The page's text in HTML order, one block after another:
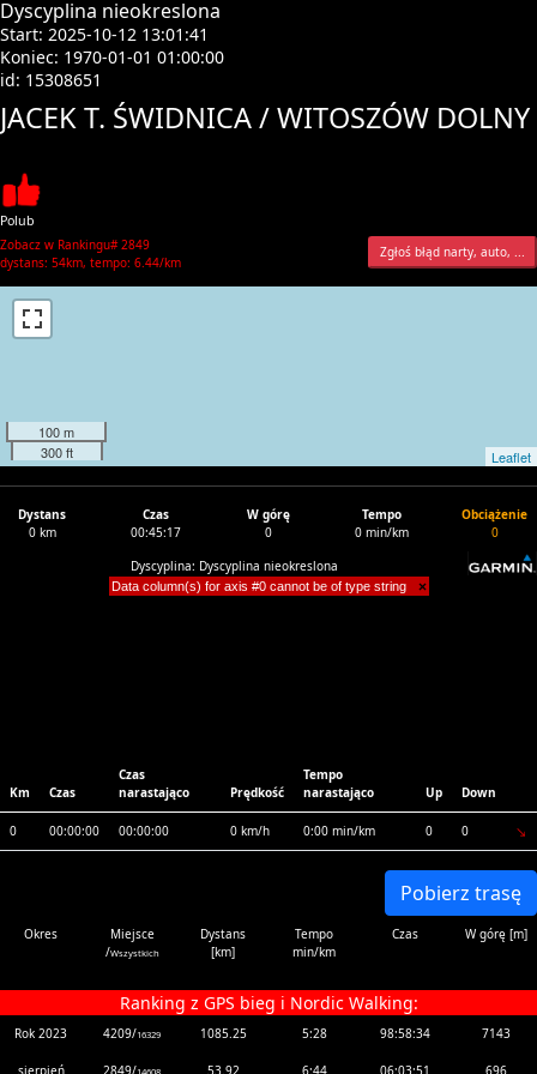
Dyscyplina nieokreslona
Start: 2025-10-12 13:01:41
Koniec: 1970-01-01 01:00:00
id: 15308651
JACEK T. ŚWIDNICA / WITOSZÓW DOLNY
Polub
Zobacz w Rankingu# 2849
dystans: 54km, tempo: 6.44/km
Zgłoś błąd narty, auto, ...
100 m
300 ft
Leaflet
Dystans
0 km
Czas
00:45:17
W górę
0
Tempo
0 min/km
Obciążenie
0
Dyscyplina: Dyscyplina nieokreslona
Data column(s) for axis #0 cannot be of type string ×
Km Czas
Czas
narastająco
Prędkość
Tempo
narastająco
Up Down
0 00:00:00 00:00:00 0 km/h 0:00 min/km 0 0
Pobierz trasę
Okres
Miejsce
/Wszystkich
Dystans
[km]
Tempo
min/km
Czas W górę [m]
Ranking z GPS bieg i Nordic Walking:
Rok 2023 4209/16329 1085.25 5:28 98:58:34 7143
sierpień 2849/14608 53.92 6:44 06:03:51 696